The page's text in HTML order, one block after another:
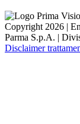
Copyright 2026 |
Parma S.p.A. |
Disclaimer